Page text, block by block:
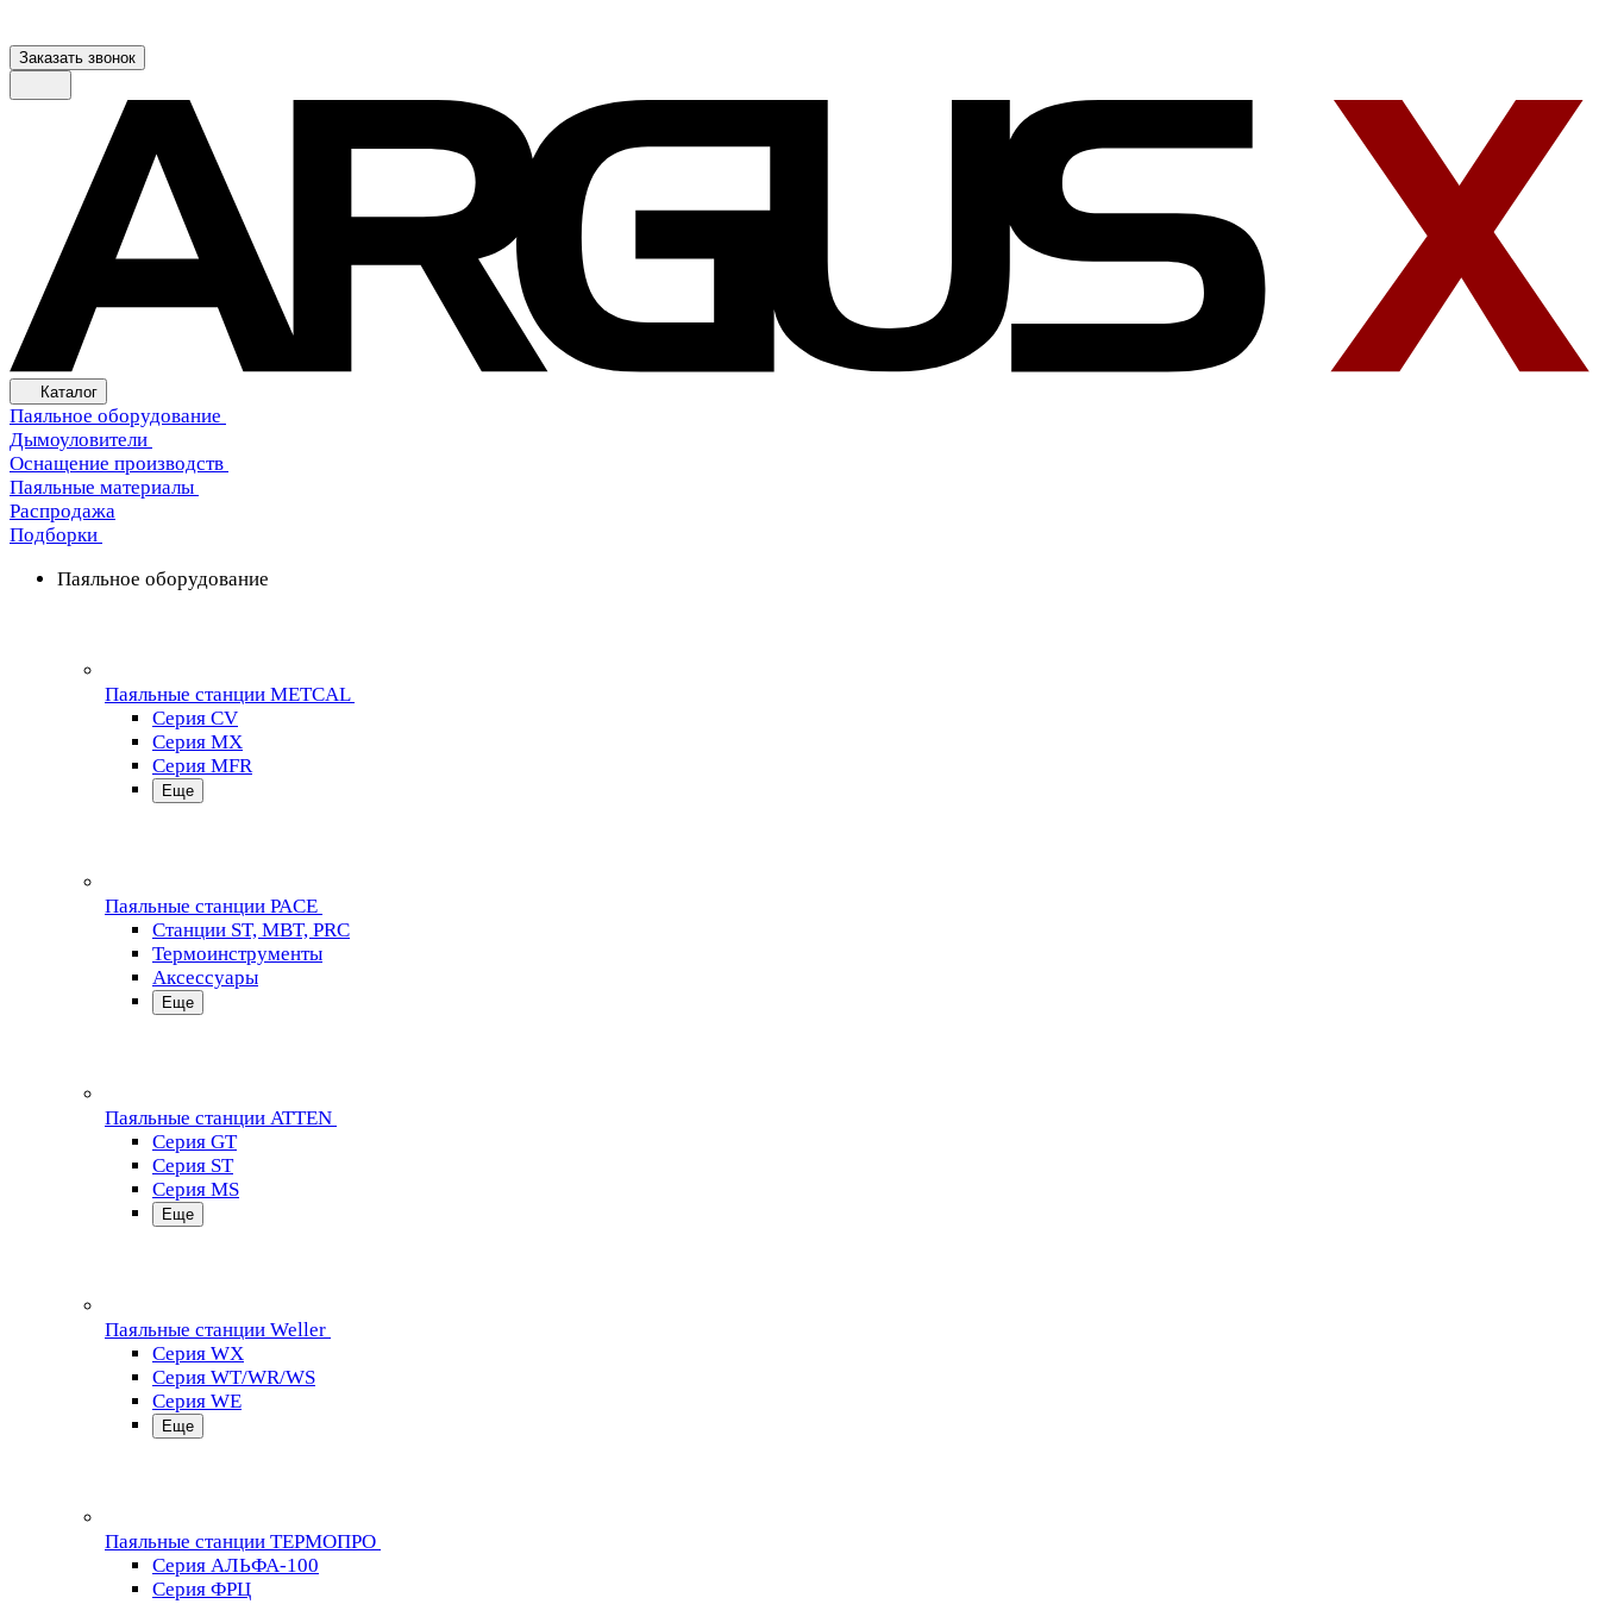
Заказать звонок
Каталог
Паяльное оборудование
Дымоуловители
Оснащение производств
Паяльные материалы
Распродажа
Подборки
Паяльное оборудование
Паяльные станции METCAL
Серия CV
Серия MX
Серия MFR
Еще
Паяльные станции PACE
Станции ST, MBT, PRC
Термоинструменты
Аксессуары
Еще
Паяльные станции ATTEN
Серия GT
Серия ST
Серия MS
Еще
Паяльные станции Weller
Серия WX
Серия WT/WR/WS
Серия WE
Еще
Паяльные станции ТЕРМОПРО
Серия АЛЬФА-100
Серия ФРЦ